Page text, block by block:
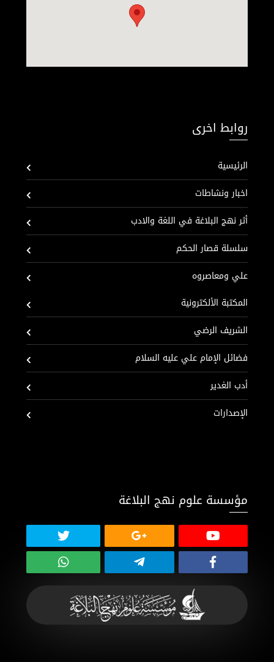
روابط اخرى
الرئيسية
اخبار ونشاطات
أثر نهج البلاغة في اللغة والادب
سلسلة قصار الحكم
علي ومعاصروه
المكتبة الألكترونية
الشريف الرضي
فضائل الإمام علي عليه السلام
أدب الغدير
الإصدارات
مؤسسة علوم نهج البلاغة